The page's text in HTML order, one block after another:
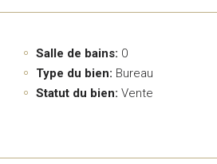
Salle de bains: 0
Type du bien: Bureau
Statut du bien: Vente